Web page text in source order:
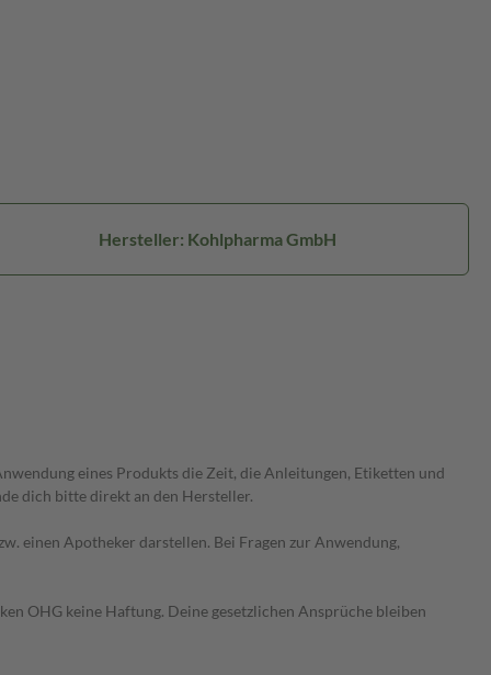
Hersteller: Kohlpharma GmbH
eines Produkts die Zeit, die Anleitungen, Etiketten und
dich bitte direkt an den Hersteller.
einen Apotheker darstellen. Bei Fragen zur Anwendung,
OHG keine Haftung. Deine gesetzlichen Ansprüche bleiben